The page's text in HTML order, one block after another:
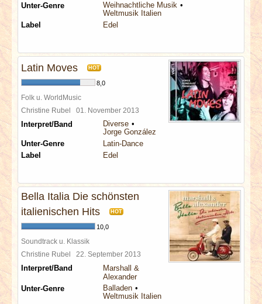
Unter-Genre
Weihnachtliche Musik
Weltmusik Italien
Label
Edel
Latin Moves HOT
8,0
Folk u. WorldMusic
Christine Rubel 01. November 2013
Interpret/Band
Diverse
Jorge González
Unter-Genre
Latin-Dance
Label
Edel
Bella Italia Die schönsten
italienischen Hits
HOT
10,0
Soundtrack u. Klassik
Christine Rubel 22. September 2013
Interpret/Band
Marshall &
Alexander
Unter-Genre
Balladen
Weltmusik Italien